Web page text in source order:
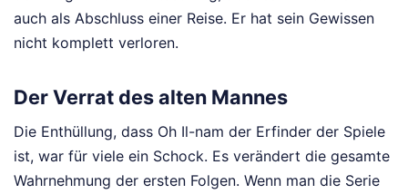
auch als Abschluss einer Reise. Er hat sein Gewissen
nicht komplett verloren.
Der Verrat des alten Mannes
Die Enthüllung, dass Oh Il-nam der Erfinder der Spiele
ist, war für viele ein Schock. Es verändert die gesamte
Wahrnehmung der ersten Folgen. Wenn man die Serie